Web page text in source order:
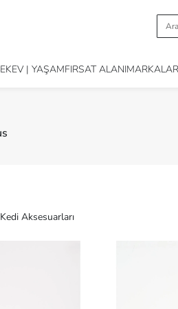
EV | YAŞAMFIRSAT ALANIMARKALAR
Kedi Aksesuarları